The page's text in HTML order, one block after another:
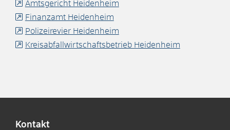
Amtsgericht Heidenheim
Finanzamt Heidenheim
Polizeirevier Heidenheim
Kreisabfallwirtschaftsbetrieb Heidenheim
Kontakt